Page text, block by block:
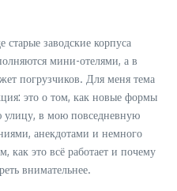
заводские корпуса
мини-отелями, а в
погрузчиков. Для меня тема
это о том, как новые формы
в мою повседневную
анекдотами и немного
как это всё работает и почему
внимательнее.